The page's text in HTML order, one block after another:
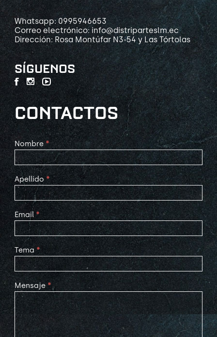
Whatsapp: 0995946653
Correo electrónico: info@distriparteslm.ec
Dirección: Rosa Montúfar N3-54 y Las Tórtolas
SÍGUENOS
CONTACTOS
Contact
Us
Nombre *
Apellido *
Email *
Tema *
Mensaje *